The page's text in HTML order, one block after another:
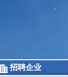
招聘企业